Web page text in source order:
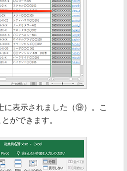
に表示されました（⑨）。こ
ができます。